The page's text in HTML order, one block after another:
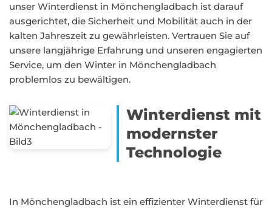
unser Winterdienst in Mönchengladbach ist darauf
ausgerichtet, die Sicherheit und Mobilität auch in der
kalten Jahreszeit zu gewährleisten. Vertrauen Sie auf
unsere langjährige Erfahrung und unseren engagierten
Service, um den Winter in Mönchengladbach
problemlos zu bewältigen.
Winterdienst mit
modernster
Technologie
In Mönchengladbach ist ein effizienter Winterdienst für